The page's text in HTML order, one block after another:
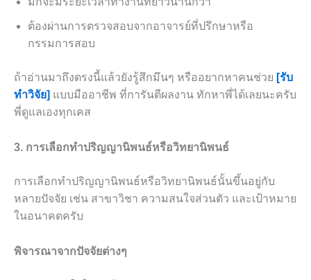
ต้องผ่านการตรวจสอบจากอาจารย์ที่ปรึกษาหรือ
กรรมการสอบ
ถ้าอ่านมาถึงตรงนี้แล้วยังรู้สึกมึนๆ หรืออยากหาคนช่วย [รับ
ทำวิจัย] แบบมืออาชีพ ที่การันตีผลงาน ทักหาพี่ได้เลยนะครับ
พี่ดูแลเองทุกเคส
3. การเลือกทำปริญญานิพนธ์หรือวิทยานิพนธ์
การเลือกทำปริญญานิพนธ์หรือวิทยานิพนธ์นั้นขึ้นอยู่กับ
หลายปัจจัย เช่น สาขาวิชา ความสนใจส่วนตัว และเป้าหมาย
ในอนาคตครับ
พิจารณาจากปัจจัยต่างๆ